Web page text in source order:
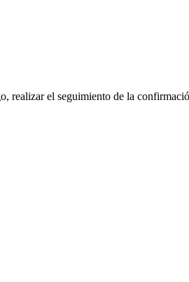
realizar el seguimiento de la